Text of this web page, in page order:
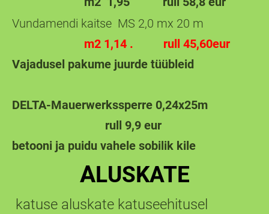
Vundamendi kaitse MS 2,0 mx 20 m
m2 1,14 . rull 45,60eur
Vajadusel pakume juurde tüübleid
DELTA-Mauerwerkssperre 0,24x25m
rull 9,9 eur
betooni ja puidu vahele sobilik kile
ALUSKATE
katuse aluskate katuseehitusel